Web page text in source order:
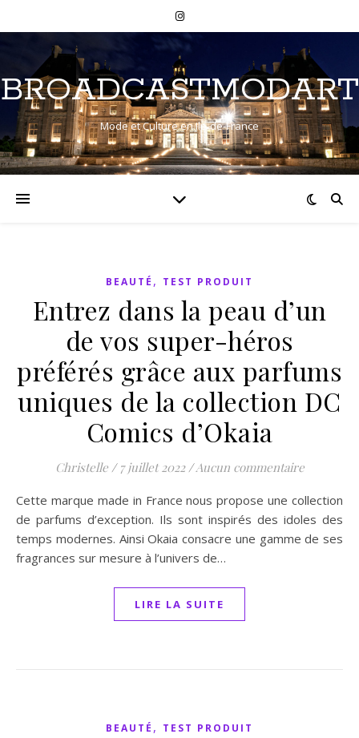
BROADCASTMODART
Mode et Culture en Ile-de-France
BEAUTÉ , TEST PRODUIT
Entrez dans la peau d’un
de vos super-héros
préférés grâce aux parfums
uniques de la collection DC
Comics d’Okaia
Christelle / 7 juillet 2022 /Aucun commentaire
Cette marque made in France nous propose une collection
de parfums d’exception. Ils sont inspirés des idoles des
temps modernes. Ainsi Okaia consacre une gamme de ses
fragrances sur mesure à l’univers de…
LIRE LA SUITE
BEAUTÉ , TEST PRODUIT